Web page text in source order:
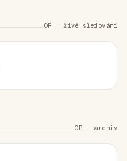
OR · živé sledování
OR · archiv